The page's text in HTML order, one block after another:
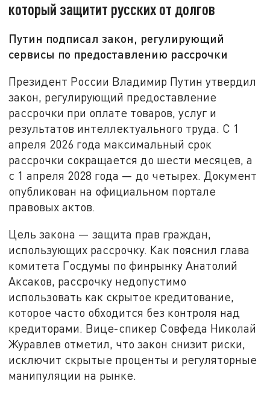
который защитит русских от долгов
Путин подписал закон, регулирующий
сервисы по предоставлению рассрочки
Президент России Владимир Путин утвердил
закон, регулирующий предоставление
рассрочки при оплате товаров, услуг и
результатов интеллектуального труда. С 1
апреля 2026 года максимальный срок
рассрочки сокращается до шести месяцев, а
с 1 апреля 2028 года — до четырех. Документ
опубликован на официальном портале
правовых актов.
Цель закона — защита прав граждан,
использующих рассрочку. Как пояснил глава
комитета Госдумы по финрынку Анатолий
Аксаков, рассрочку недопустимо
использовать как скрытое кредитование,
которое часто обходится без контроля над
кредиторами. Вице-спикер Совфеда Николай
Журавлев отметил, что закон снизит риски,
исключит скрытые проценты и регуляторные
манипуляции на рынке.